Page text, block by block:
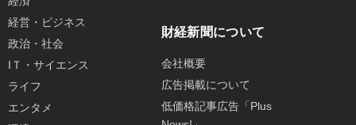
経営・ビジネス
政治・社会
IＴ・サイエンス
ライフ
エンタメ
財経新聞について
会社概要
広告掲載について
低価格記事広告「Plus